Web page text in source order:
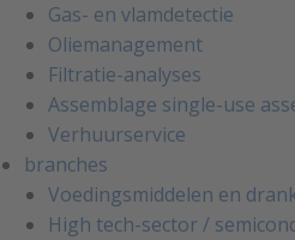
Gas- en vlamdetectie
Oliemanagement
Filtratie-analyses
Assemblage single-use
Verhuurservice
branches
Voedingsmiddelen en
High tech-sector /